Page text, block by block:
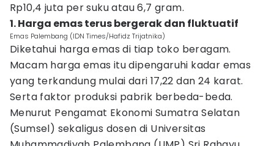
Rp10,4 juta per suku atau 6,7 gram.
1. Harga emas terus bergerak dan fluktuatif
Emas Palembang (IDN Times/Hafidz Trijatnika)
Diketahui harga emas di tiap toko beragam.
Macam harga emas itu dipengaruhi kadar emas
yang terkandung mulai dari 17,22 dan 24 karat.
Serta faktor produksi pabrik berbeda-beda.
Menurut Pengamat Ekonomi Sumatra Selatan
(Sumsel) sekaligus dosen di Universitas